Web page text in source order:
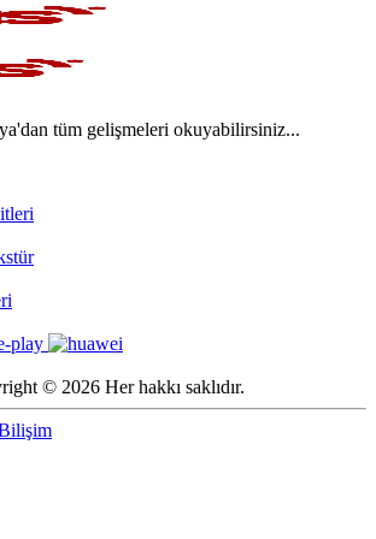
tüm gelişmeleri okuyabilirsiniz...
© 2026 Her hakkı saklıdır.